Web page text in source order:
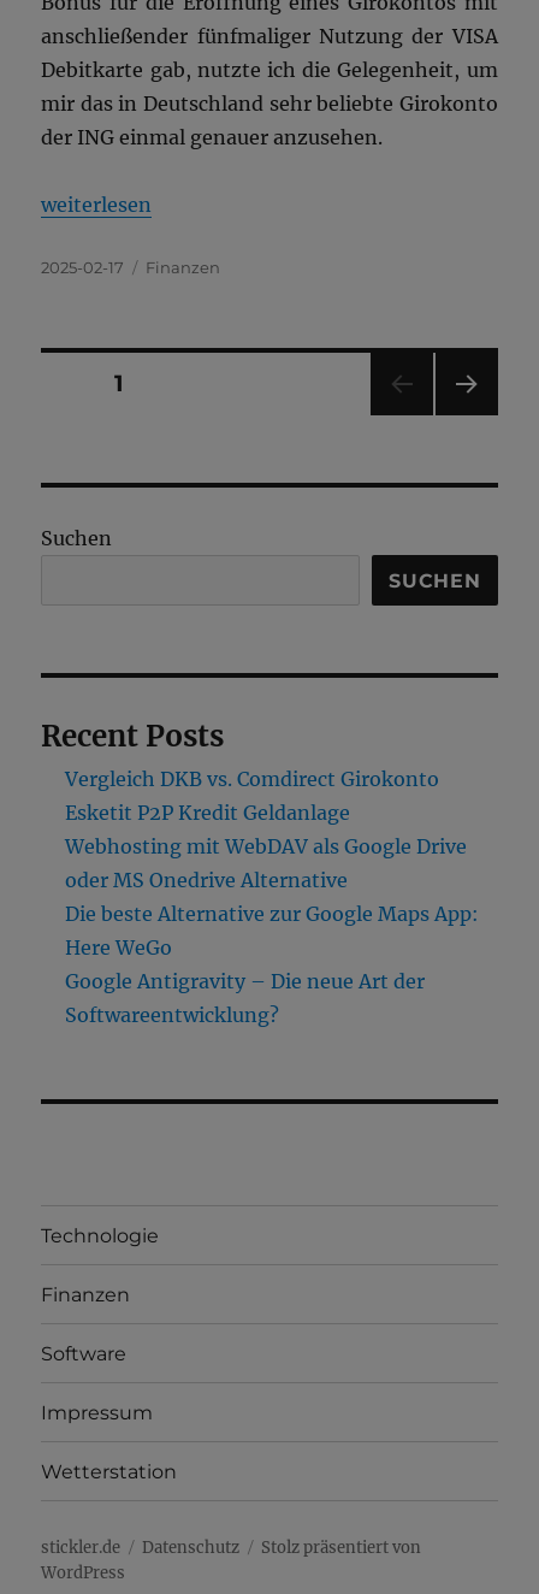
anschließender fünfmaliger Nutzung der VISA
Debitkarte gab, nutzte ich die Gelegenheit, um
mir das in Deutschland sehr beliebte Girokonto
der ING einmal genauer anzusehen.
„Vergleich DKB vs. ING Diba“
weiterlesen
Veröffentlicht
2025-02-17 Kategorien
Finanzen
Seitennummerierung
Beiträge
SEITE1
E
Suchen
SUCHEN
Recent Posts
Vergleich DKB vs. Comdirect Girokonto
Esketit P2P Kredit Geldanlage
Webhosting mit WebDAV als Google Drive
oder MS Onedrive Alternative
Die beste Alternative zur Google Maps App:
Here WeGo
Google Antigravity – Die neue Art der
Softwareentwicklung?
Technologie
Finanzen
Software
Impressum
Wetterstation
stickler.de Datenschutz
Stolz präsentiert von
WordPress